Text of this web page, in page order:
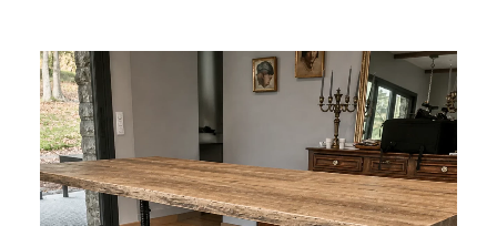
350 €
3
190 €